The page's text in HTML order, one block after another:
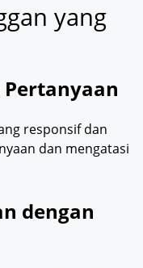
yang
responsif dan
dan mengatasi
dengan